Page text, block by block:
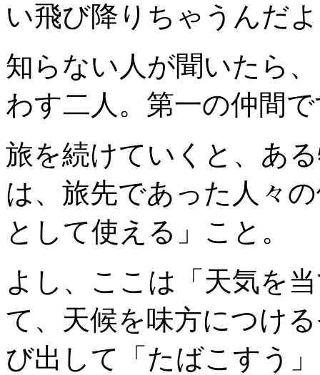
い飛び降りちゃうんだ
知らない人が聞いたら
わす二人。第一の仲間
旅を続けていくと、あ
は、旅先であった人々
として使える」こと。
よし、ここは「天気を
て、天候を味方につけ
び出して「たばこすう